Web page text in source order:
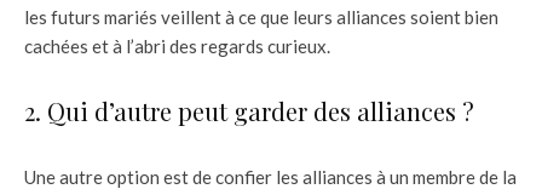
les futurs mariés veillent à ce que leurs alliances soient bien
cachées et à l’abri des regards curieux.
2. Qui d’autre peut garder des alliances ?
Une autre option est de confier les alliances à un membre de la